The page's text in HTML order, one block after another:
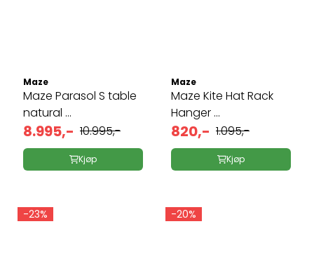
Maze
Maze Parasol S table
natural ...
8.995,- 10.995,-
Kjøp
Maze
Maze Kite Hat Rack
Hanger ...
820,- 1.095,-
Kjøp
-23% -20%